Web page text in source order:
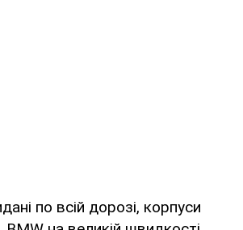
по всій дорозі, корпуси